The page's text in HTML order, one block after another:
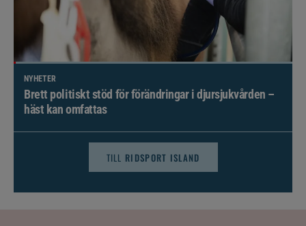
NYHETER
Brett politiskt stöd för förändringar i djursjukvården –
häst kan omfattas
TILL RIDSPORT ISLAND